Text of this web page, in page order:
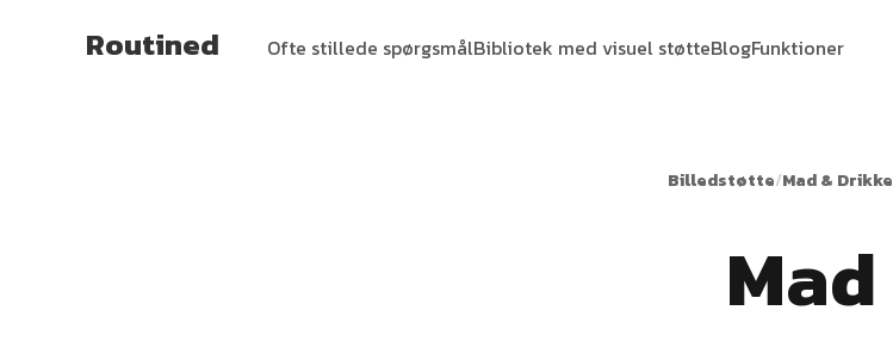
Routined Ofte stillede spørgsmålBibliotek med visuel støtteBlogFunktioner
Billedstøtte/Mad & Drikke
Mad